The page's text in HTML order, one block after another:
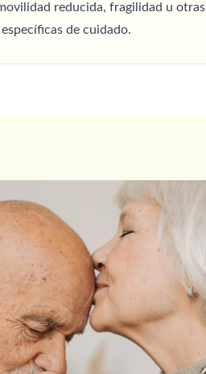
reducida, fragilidad u otras
de cuidado.